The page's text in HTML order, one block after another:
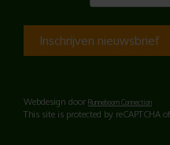
Webdesign door Runneboom Connection
This site is protected by reCAPTCHA